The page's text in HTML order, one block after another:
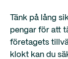
Tänk på lång
pengar för att
företagets
klokt kan du